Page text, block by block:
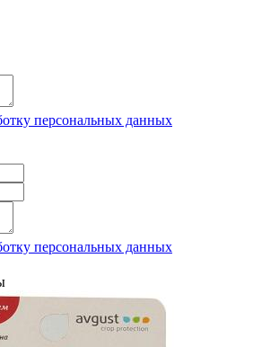
персональных данных
персональных данных